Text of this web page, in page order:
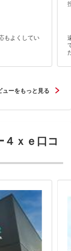
もよくしてい
ューをもっと見る
ｘｅ口コ